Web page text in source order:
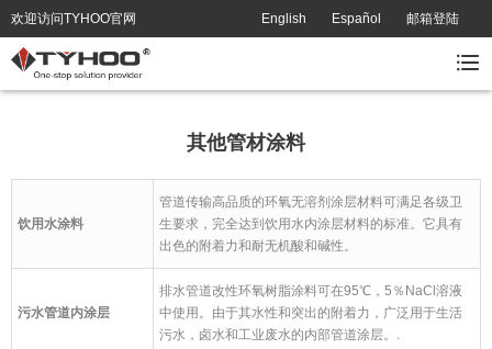
欢迎访问TYHOO官网 English Español 邮箱登陆
其他管材涂料
饮用水涂料
管道传输高品质的环氧无溶剂涂层材料可满足各级卫
生要求，完全达到饮用水内涂层材料的标准。它具有
出色的附着力和耐无机酸和碱性。
污水管道内涂层
排水管道改性环氧树脂涂料可在95℃，5％NaCl溶液
中使用。由于其水性和突出的附着力，广泛用于生活
污水，卤水和工业废水的内部管道涂层。 .